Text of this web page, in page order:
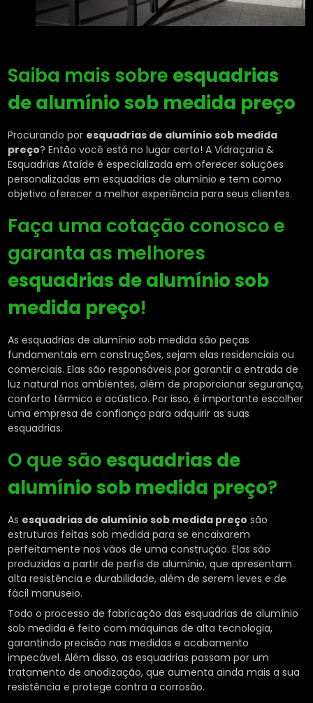
Saiba mais sobre esquadrias
de alumínio sob medida preço
Procurando por esquadrias de alumínio sob medida
preço? Então você está no lugar certo! A Vidraçaria &
Esquadrias Ataíde é especializada em oferecer soluções
personalizadas em esquadrias de alumínio e tem como
objetivo oferecer a melhor experiência para seus clientes.
Faça uma cotação conosco e
garanta as melhores
esquadrias de alumínio sob
medida preço!
As esquadrias de alumínio sob medida são peças
fundamentais em construções, sejam elas residenciais ou
comerciais. Elas são responsáveis por garantir a entrada de
luz natural nos ambientes, além de proporcionar segurança,
conforto térmico e acústico. Por isso, é importante escolher
uma empresa de confiança para adquirir as suas
esquadrias.
O que são esquadrias de
alumínio sob medida preço?
As esquadrias de alumínio sob medida preço são
estruturas feitas sob medida para se encaixarem
perfeitamente nos vãos de uma construção. Elas são
produzidas a partir de perfis de alumínio, que apresentam
alta resistência e durabilidade, além de serem leves e de
fácil manuseio.
Todo o processo de fabricação das esquadrias de alumínio
sob medida é feito com máquinas de alta tecnologia,
garantindo precisão nas medidas e acabamento
impecável. Além disso, as esquadrias passam por um
tratamento de anodização, que aumenta ainda mais a sua
resistência e protege contra a corrosão.